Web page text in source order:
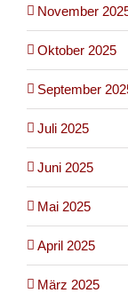
November
Oktober 2025
September
Juli 2025
Juni 2025
Mai 2025
April 2025
März 2025